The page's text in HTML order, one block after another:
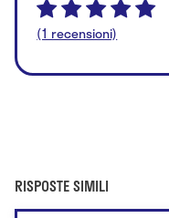
(1 recensioni)
RISPOSTE SIMILI